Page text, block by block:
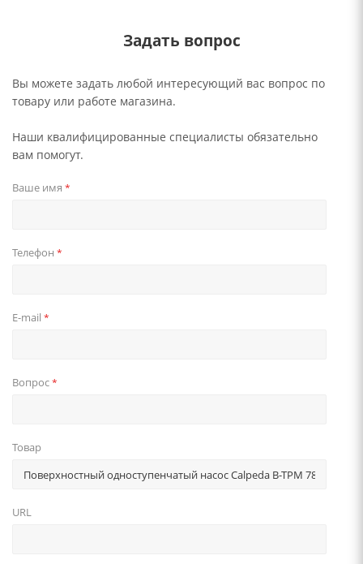
Задать вопрос
Вы можете задать любой интересующий вас вопрос по
товару или работе магазина.
Наши квалифицированные специалисты обязательно
вам помогут.
Ваше имя *
Телефон *
E-mail *
Вопрос*
Товар
URL